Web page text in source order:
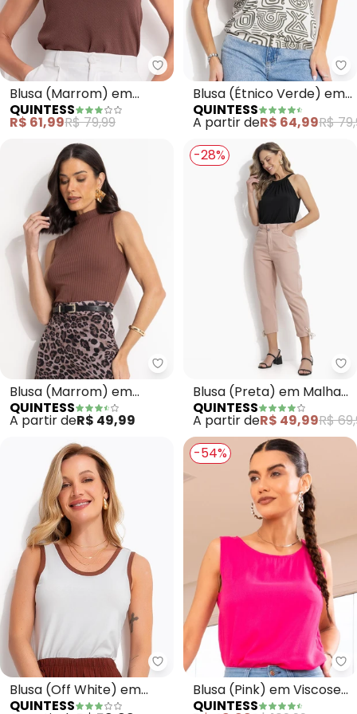
Quintess - Blusa (Marrom) em
Blusa (Marrom) em
Malha com Elastano
QUINTESS
R$ 61,99R$ 79,99
Blusa (Étnico Verde) em
Malha de Viscose
QUINTESS
A partir deR$ 64,99R$
Quintess - Blusa (Marrom) em
Blusa (Marrom) em
Malha Artois
QUINTESS
A partir deR$ 49,99
-28%
Blusa (Preta) em Malha
de Viscose com Elastano
QUINTESS
A partir deR$ 49,99R$
Quintess - Blusa (Off White)
Blusa (Off White) em
Malha Cotton
QUINTESS
-54%
Blusa (Pink) em Viscose
Plana Sarjada
QUINTESS